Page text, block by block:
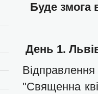
Буде змога
День 1.
"Священна